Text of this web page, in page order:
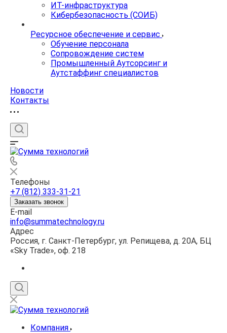
ИТ-инфраструктура
Кибербезопасность (СОИБ)
Ресурсное обеспечение и сервис
Обучение персонала
Сопровождение систем
Промышленный Аутсорсинг и
Аутстаффинг специалистов
Новости
Контакты
Телефоны
+7 (812) 333-31-21
Заказать звонок
E-mail
info@summatechnology.ru
Адрес
Россия, г. Санкт-Петербург, ул. Репищева, д. 20А, БЦ
«Sky Trade», оф. 218
Компания